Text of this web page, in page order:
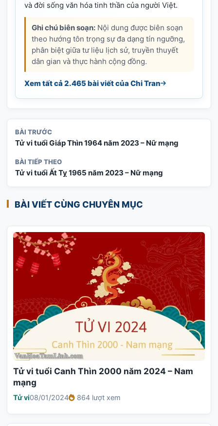
và đời sống văn hóa tinh thần của người Việt.
Ghi chú biên soạn: Nội dung được biên soạn
theo hướng tôn trọng sự đa dạng tín ngưỡng,
phân biệt giữa tư liệu lịch sử, truyền thuyết
dân gian và thực hành cộng đồng.
Xem tất cả 2.465 bài viết của Chi Tran
BÀI TRƯỚC
Tử vi tuổi Giáp Thìn 1964 năm 2023 – Nữ mạng
BÀI TIẾP THEO
Tử vi tuổi Ất Tỵ 1965 năm 2023 – Nữ mạng
BÀI VIẾT CÙNG CHUYÊN MỤC
Tử vi tuổi Canh Thìn 2000 năm 2024 – Nam
mạng
Tử vi08/01/2024 864 lượt xem